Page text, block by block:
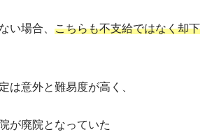
い場合、 こちらも不支給ではなく却下
は意外と難易度が高く、
が廃院となっていた